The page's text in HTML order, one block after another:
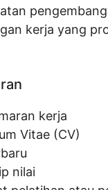
kerja yang
kerja
Vitae (CV)
nilai